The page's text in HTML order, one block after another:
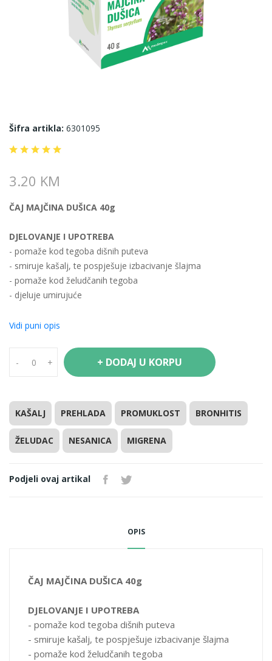
Šifra artikla: 6301095
3.20 KM
ČAJ MAJČINA DUŠICA 40g
DJELOVANJE I UPOTREBA
- pomaže kod tegoba dišnih puteva
- smiruje kašalj, te pospješuje izbacivanje šlajma
- pomaže kod želudčanih tegoba
- djeluje umirujuće
Usitnjeni nadzemni izdanci biljke (Serpylli herba)
Nakon 10 minuta procijediti i piti.
UZIMANJE
Piti 2-3x dnevno po šolju svježe pripremljenog čaja.
PAKOVANJE
Vidi puni opis
- + + DODAJ U KORPU
KAŠALJ PREHLADA PROMUKLOST BRONHITIS
ŽELUDAC NESANICA MIGRENA
Podjeli ovaj artikal
OPIS
ČAJ MAJČINA DUŠICA 40g
DJELOVANJE I UPOTREBA
- pomaže kod tegoba dišnih puteva
- smiruje kašalj, te pospješuje izbacivanje šlajma
- pomaže kod želudčanih tegoba